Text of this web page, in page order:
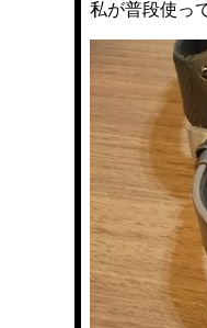
私が普段使っ